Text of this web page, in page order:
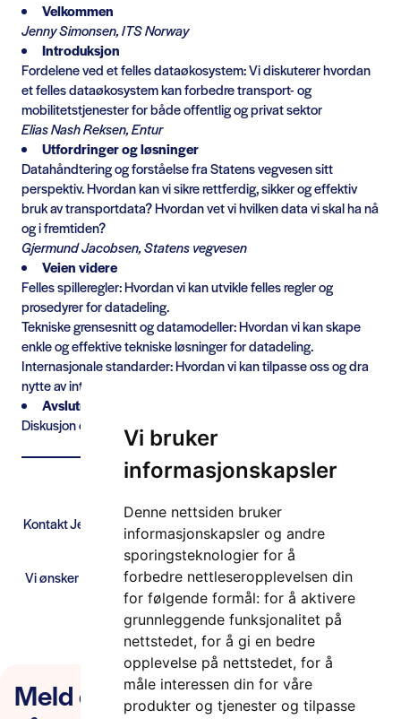
Vi bruker
informasjonskapsler
Denne nettsiden bruker
informasjonskapsler og andre
sporingsteknologier for å
forbedre nettleseropplevelsen din
for følgende formål: for å aktivere
grunnleggende funksjonalitet på
nettstedet, for å gi en bedre
opplevelse på nettstedet, for å
måle interessen din for våre
produkter og tjenester og tilpasse
Velkommen
Jenny Simonsen, ITS Norway
Introduksjon
Fordelene ved et felles dataøkosystem: Vi diskuterer hvordan
et felles dataøkosystem kan forbedre transport- og
mobilitetstjenester for både offentlig og privat sektor
Elias Nash Reksen, Entur
Utfordringer og løsninger
Datahåndtering og forståelse fra Statens vegvesen sitt
perspektiv. Hvordan kan vi sikre rettferdig, sikker og effektiv
bruk av transportdata? Hvordan vet vi hvilken data vi skal ha nå
og i fremtiden?
Gjermund Jacobsen, Statens vegvesen
Veien videre
Felles spilleregler: Hvordan vi kan utvikle felles regler og
prosedyrer for datadeling.
Tekniske grensesnitt og datamodeller: Hvordan vi kan skape
enkle og effektive tekniske løsninger for datadeling.
Internasjonale standarder: Hvordan vi kan tilpasse oss og dra
nytte av internasjonale standarder for bedre integrasjon.
Avslutning
Diskusjon og Q&A
Kontakt Jenny Simonsen påjenny.simonsen@its-norway.no
mer informasjon.
Vi ønsker at dere er med og utvikler Smart Move til en relevant
arena for alle sammen!
Meld deg på nyhetsbrevet